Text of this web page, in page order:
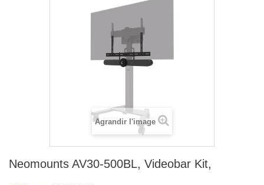
Agrandir l'image
Neomounts AV30-500BL, Videobar Kit,